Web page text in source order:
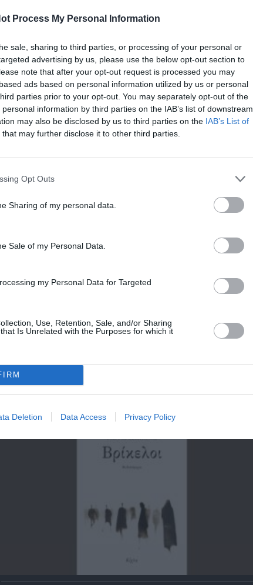
Process My Personal Information
sale, sharing to third parties, or processing of your personal or
advertising by us, please use the below opt-out section to
note that after your opt-out request is processed you may
ads based on personal information utilized by us or personal
parties prior to your opt-out. You may separately opt-out of the
information by third parties on the IAB’s list of downstream
may also be disclosed by us to third parties on the IAB’s List of
that may further disclose it to other third parties.
Opt Outs
Sharing of my personal data.
Sale of my Personal Data.
my Personal Data for Targeted
Use, Retention, Sale, and/or Sharing
Is Unrelated with the Purposes for which it
Deletion Data Access Privacy Policy
Φιλίπ Κολλέν – Ο μπάρμαν του Ritz: Ένα κοινωνικό